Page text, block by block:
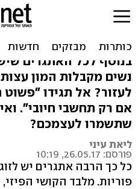
"עצות" שנשים
פוריות נאלצו
בנוסף לכל האתגרים
נשים מקבלות המון
לעזור? אל תגידו "פשוט
אם רק תחשבי חיובי".
שתשמרו לעצמכם?
ליאת עיני
פורסם: 26.05.17, 10:19
כל כך הרבה אתגרים יש
פוריות. מלבד הקושי